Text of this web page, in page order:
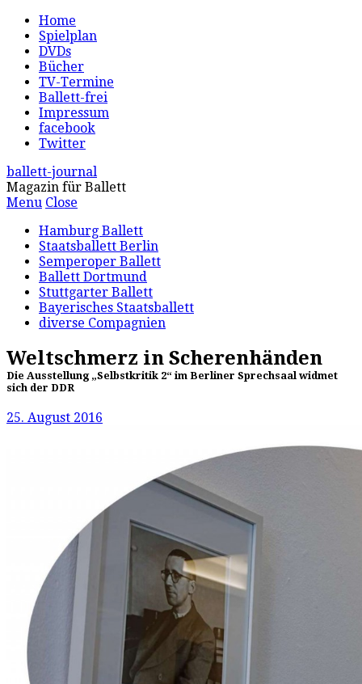
Home
Spielplan
DVDs
Bücher
TV-Termine
Ballett-frei
Impressum
facebook
Twitter
ballett-journal
Magazin für Ballett
Menu Close
Hamburg Ballett
Staatsballett Berlin
Semperoper Ballett
Ballett Dortmund
Stuttgarter Ballett
Bayerisches Staatsballett
diverse Compagnien
Weltschmerz in Scherenhänden
Die Ausstellung „Selbstkritik 2“ im Berliner Sprechsaal widmet
sich der DDR
25. August 2016